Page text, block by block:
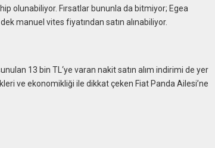
olunabiliyor. Fırsatlar bununla da bitmiyor; Egea
manuel vites fiyatından satın alınabiliyor.
13 bin TL‘ye varan nakit satın alım indirimi de yer
ve ekonomikliği ile dikkat çeken Fiat Panda Ailesi’ne